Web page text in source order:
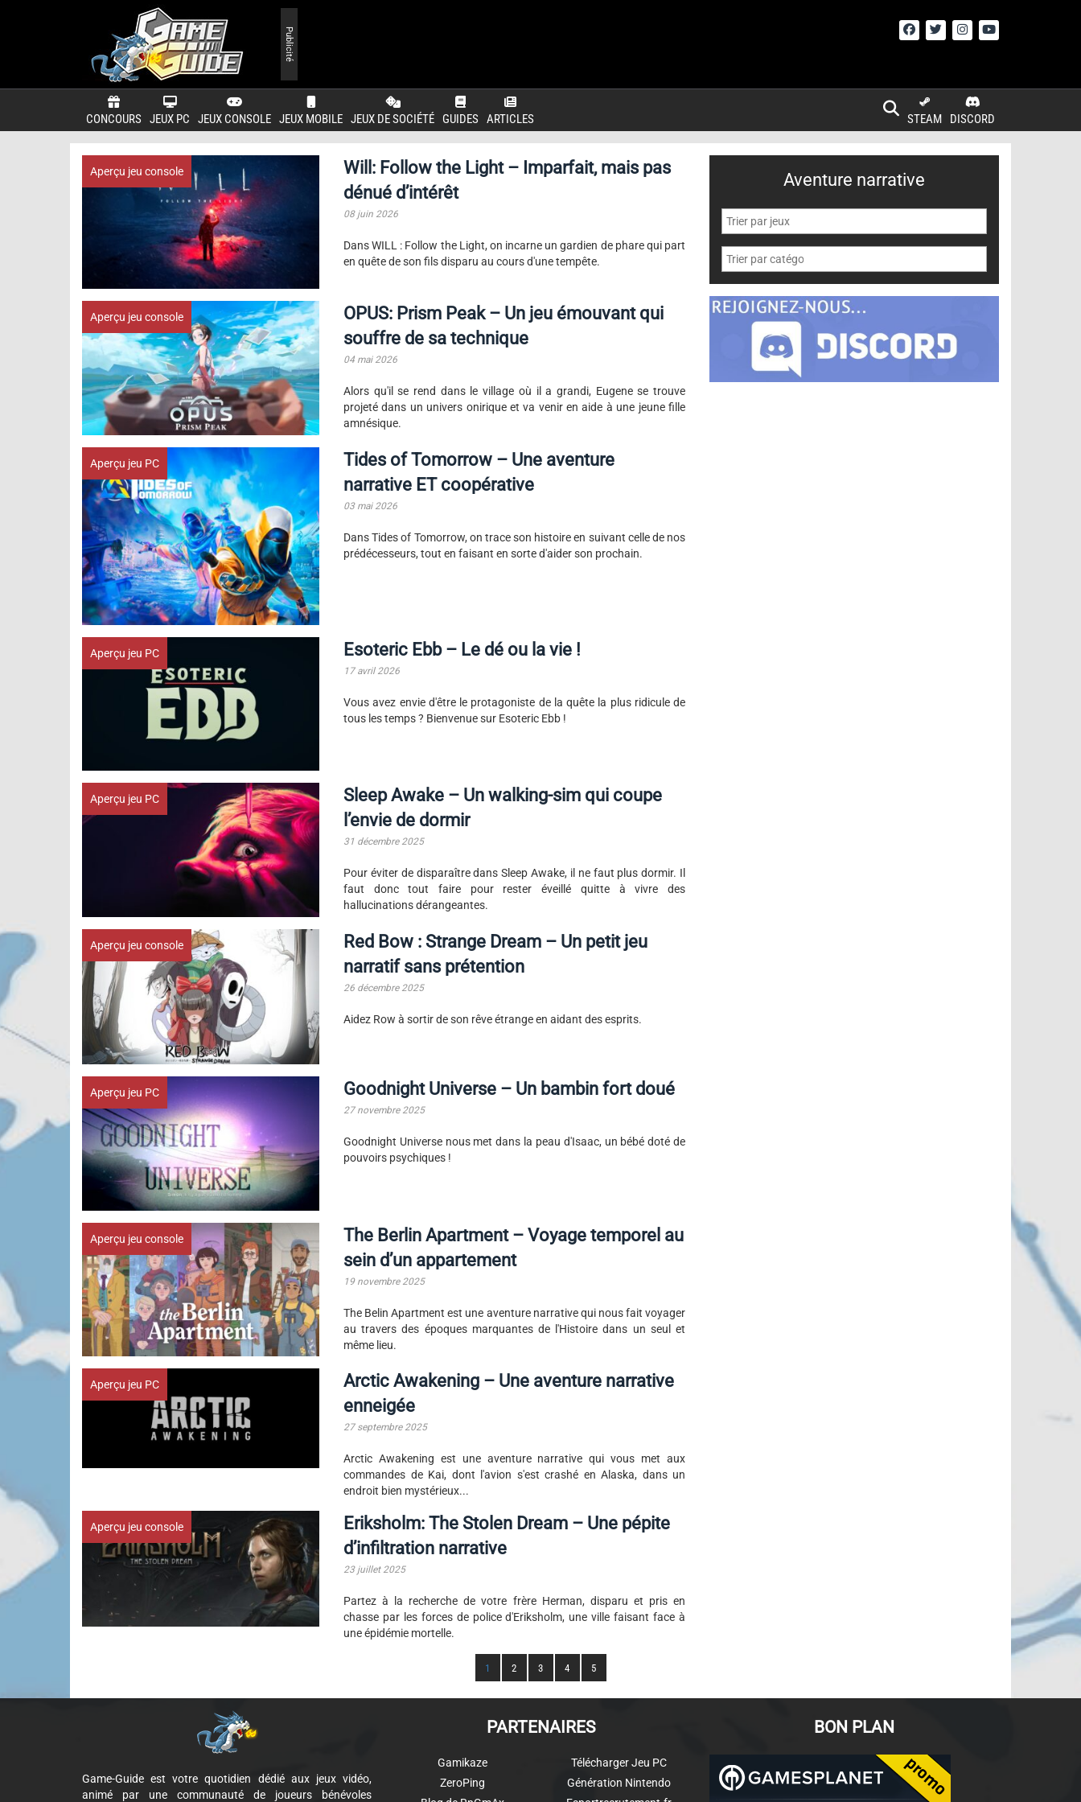
CONCOURS JEUX PC JEUX CONSOLE JEUX MOBILE JEUX DE SOCIÉTÉ GUIDES ARTICLES DISCORD
STEAM
Publicité
Aperçu jeu console
Will: Follow the Light – Imparfait, mais pas
dénué d’intérêt
08 juin 2026
Dans WILL : Follow the Light, on incarne un gardien de phare qui part
en quête de son fils disparu au cours d'une tempête.
Aperçu jeu console
OPUS: Prism Peak – Un jeu émouvant qui
souffre de sa technique
04 mai 2026
Alors qu'il se rend dans le village où il a grandi, Eugene se trouve
projeté dans un univers onirique et va venir en aide à une jeune fille
amnésique.
Aperçu jeu PC
Tides of Tomorrow – Une aventure
narrative ET coopérative
03 mai 2026
Dans Tides of Tomorrow, on trace son histoire en suivant celle de nos
prédécesseurs, tout en faisant en sorte d'aider son prochain.
Aperçu jeu PC Esoteric Ebb – Le dé ou la vie !
17 avril 2026
Vous avez envie d'être le protagoniste de la quête la plus ridicule de
tous les temps ? Bienvenue sur Esoteric Ebb !
Aperçu jeu PC
Sleep Awake – Un walking-sim qui coupe
l’envie de dormir
31 décembre 2025
Pour éviter de disparaître dans Sleep Awake, il ne faut plus dormir. Il
faut donc tout faire pour rester éveillé quitte à vivre des
hallucinations dérangeantes.
Aperçu jeu console
Red Bow : Strange Dream – Un petit jeu
narratif sans prétention
26 décembre 2025
Aidez Row à sortir de son rêve étrange en aidant des esprits.
Aperçu jeu PC Goodnight Universe – Un bambin fort doué
27 novembre 2025
Goodnight Universe nous met dans la peau d'Isaac, un bébé doté de
pouvoirs psychiques !
Aperçu jeu console
The Berlin Apartment – Voyage temporel au
sein d’un appartement
19 novembre 2025
The Belin Apartment est une aventure narrative qui nous fait voyager
au travers des époques marquantes de l'Histoire dans un seul et
même lieu.
Aperçu jeu PC
Arctic Awakening – Une aventure narrative
enneigée
27 septembre 2025
Arctic Awakening est une aventure narrative qui vous met aux
commandes de Kai, dont l'avion s'est crashé en Alaska, dans un
endroit bien mystérieux...
Aperçu jeu console
Eriksholm: The Stolen Dream – Une pépite
d’infiltration narrative
23 juillet 2025
Partez à la recherche de votre frère Herman, disparu et pris en
chasse par les forces de police d'Eriksholm, une ville faisant face à
une épidémie mortelle.
Aventure narrative
1 2 3 4 5
Game-Guide est votre quotidien dédié aux jeux vidéo,
animé par une communauté de joueurs bénévoles
PARTENAIRES
Gamikaze
ZeroPing
Télécharger Jeu PC
Génération Nintendo
BON PLAN